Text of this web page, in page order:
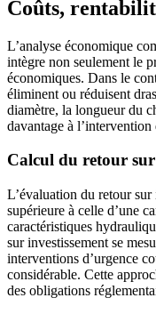
Coûts,
L’analyse économique
intègre non seulement le
économiques. Dans le
éliminent ou réduisent
diamètre, la longueur du
davantage à l’intervention
Calcul du retour
L’évaluation du retour
supérieure à celle d’une
caractéristiques
sur investissement se
interventions d’urgence
considérable. Cette
des obligations